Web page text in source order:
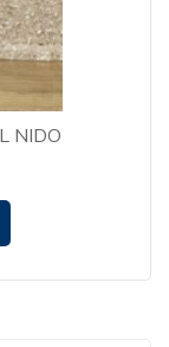
NIDO